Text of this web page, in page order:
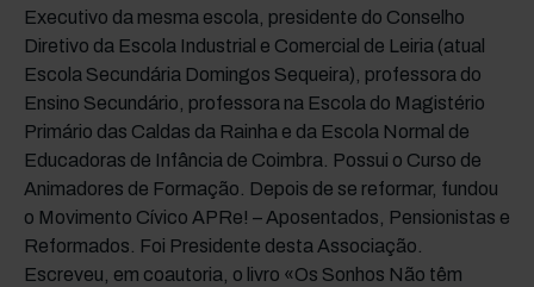
Executivo da mesma escola, presidente do Conselho
Diretivo da Escola Industrial e Comercial de Leiria (atual
Escola Secundária Domingos Sequeira), professora do
Ensino Secundário, professora na Escola do Magistério
Primário das Caldas da Rainha e da Escola Normal de
Educadoras de Infância de Coimbra. Possui o Curso de
Animadores de Formação. Depois de se reformar, fundou
o Movimento Cívico APRe! – Aposentados, Pensionistas e
Reformados. Foi Presidente desta Associação.
Escreveu, em coautoria, o livro «Os Sonhos Não têm